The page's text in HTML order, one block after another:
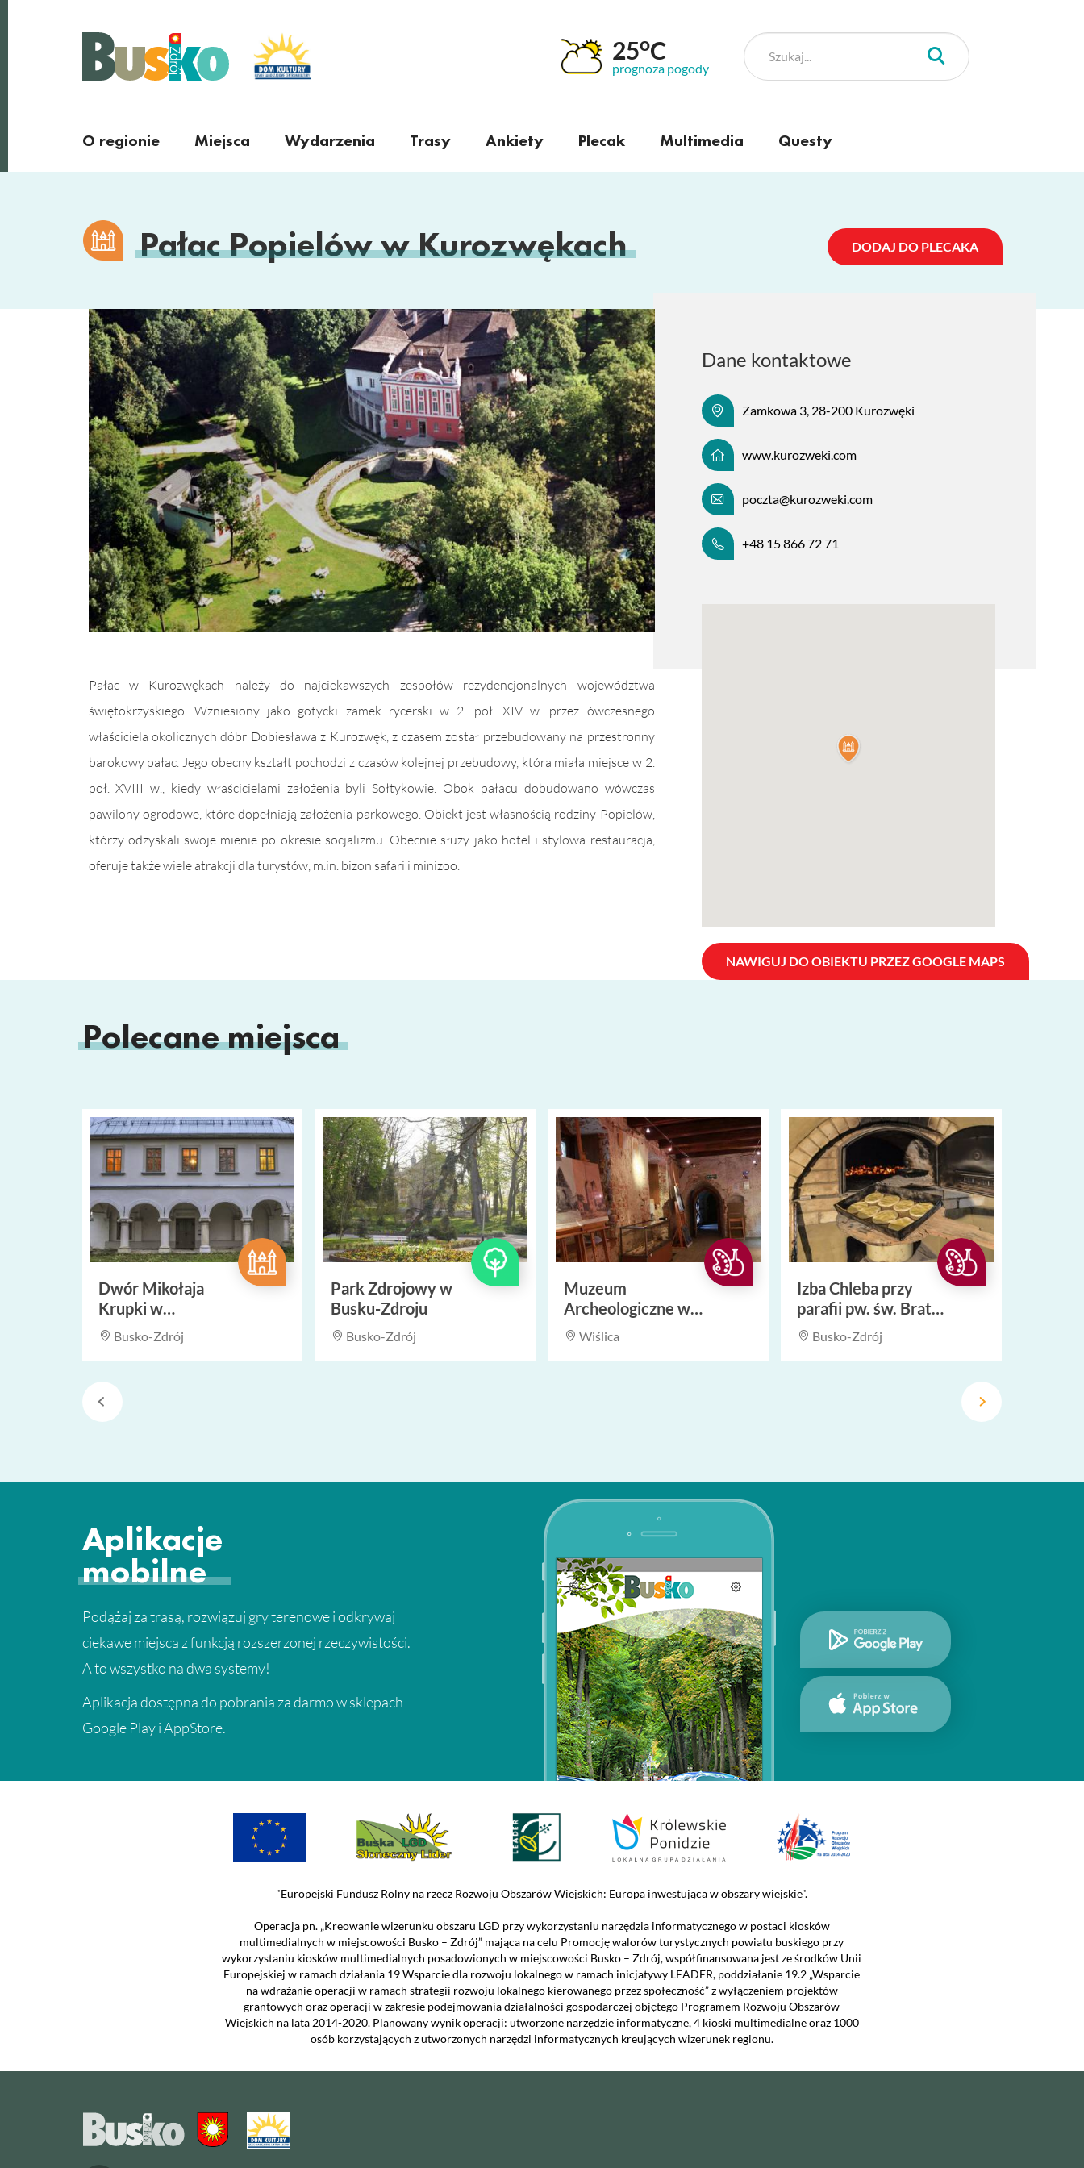
Busko Zdrój 25oC
prognoza pogody
O regionie
regionu
Miejsca Wydarzenia Trasy Ankiety Plecak Multimedia Questy
Pałac Popielów w Kurozwękach DODAJ DO PLECAKA
Pałac w Kurozwękach należy do najciekawszych zespołów rezydencjonalnych województwa
świętokrzyskiego. Wzniesiony jako gotycki zamek rycerski w 2. poł. XIV w. przez ówczesnego
właściciela okolicznych dóbr Dobiesława z Kurozwęk, z czasem został przebudowany na przestronny
barokowy pałac. Jego obecny kształt pochodzi z czasów kolejnej przebudowy, która miała miejsce w 2.
poł. XVIII w., kiedy właścicielami założenia byli Sołtykowie. Obok pałacu dobudowano wówczas
pawilony ogrodowe, które dopełniają założenia parkowego. Obiekt jest własnością rodziny Popielów,
którzy odzyskali swoje mienie po okresie socjalizmu. Obecnie służy jako hotel i stylowa restauracja,
oferuje także wiele atrakcji dla turystów, m.in. bizon safari i minizoo.
Dane kontaktowe
Zamkowa 3, 28-200 Kurozwęki
www.kurozweki.com
poczta@kurozweki.com
+48 15 866 72 71
NAWIGUJ DO OBIEKTU PRZEZ GOOGLE MAPS
Polecane miejsca
Dwór Mikołaja
Krupki w
Widuchowej
Busko-Zdrój
Park Zdrojowy w
Busku-Zdroju
Busko-Zdrój
Muzeum
Archeologiczne w
Wiślicy
Wiślica
Izba Chleba przy
parafii pw. św. Brata
Alberta
Busko-Zdrój
Aplikacje
mobilne
Podążaj za trasą, rozwiązuj gry terenowe i odkrywaj
ciekawe miejsca z funkcją rozszerzonej rzeczywistości.
A to wszystko na dwa systemy!
Aplikacja dostępna do pobrania za darmo w sklepach
Google Play i AppStore.
"Europejski Fundusz Rolny na rzecz Rozwoju Obszarów Wiejskich: Europa inwestująca w obszary wiejskie".
Operacja pn. „Kreowanie wizerunku obszaru LGD przy wykorzystaniu narzędzia informatycznego w postaci kiosków
multimedialnych w miejscowości Busko – Zdrój” mająca na celu Promocję walorów turystycznych powiatu buskiego przy
wykorzystaniu kiosków multimedialnych posadowionych w miejscowości Busko – Zdrój, współfinansowana jest ze środków Unii
Europejskiej w ramach działania 19 Wsparcie dla rozwoju lokalnego w ramach inicjatywy LEADER, poddziałanie 19.2 „Wsparcie
na wdrażanie operacji w ramach strategii rozwoju lokalnego kierowanego przez społeczność” z wyłączeniem projektów
grantowych oraz operacji w zakresie podejmowania działalności gospodarczej objętego Programem Rozwoju Obszarów
Wiejskich na lata 2014-2020. Planowany wynik operacji: utworzone narzędzie informatyczne, 4 kioski multimedialne oraz 1000
osób korzystających z utworzonych narzędzi informatycznych kreujących wizerunek regionu.